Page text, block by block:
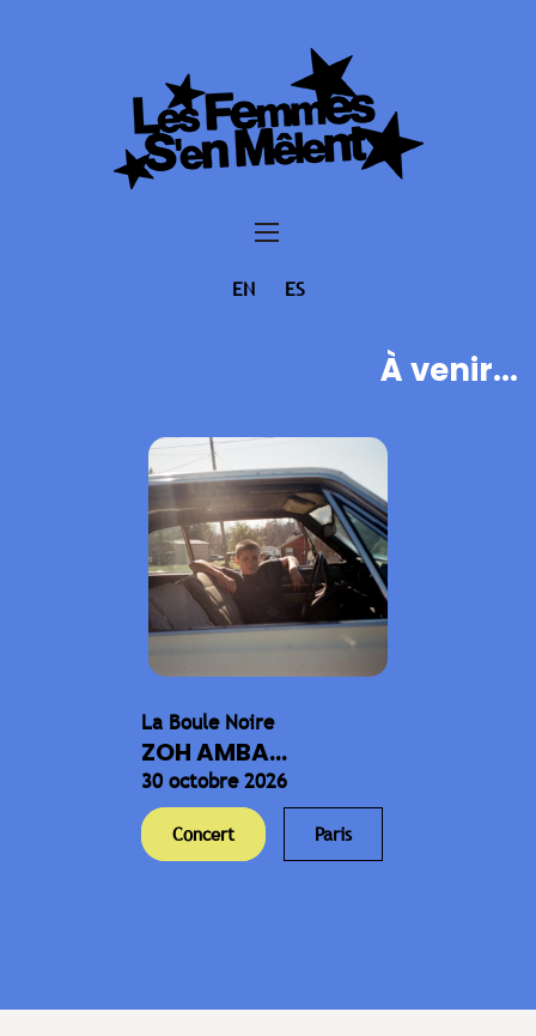
EN ES
À venir...
La Boule Noire
ZOH AMBA...
30 octobre 2026
Concert Paris